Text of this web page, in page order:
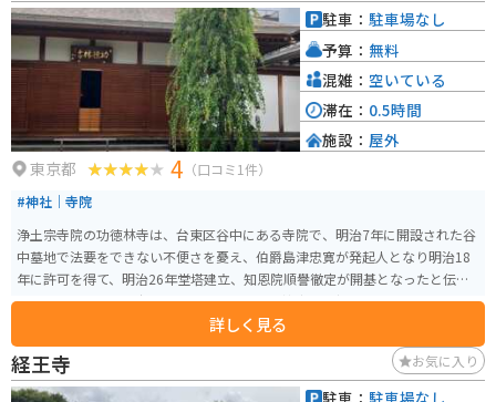
た、本行寺は四季折々の花々が美しい庭園を持ち、癒されます。春には桜が
咲き誇り、多くの観光客が訪れます。アクセスも良好で、JR西日暮里駅から
徒歩圏内にあり、観光の合間に立ち寄るのに便利な場所です。
東京都 4 （口コミ1件）
#神社｜寺院
浄土宗寺院の功徳林寺は、台東区谷中にある寺院で、明治7年に開設された谷
中墓地で法要をできない不便さを憂え、伯爵島津忠寛が発起人となり明治18
年に許可を得て、明治26年堂塔建立、知恩院順譽徹定が開基となったと伝え
られています。天王寺の旧地にあたり、かつ笠森稲荷社、お仙茶屋の故地と
詳しく見る
駐車： 駐車場なし
予算： 無料
混雑： 空いている
滞在： 0.5時間
施設： 屋外
経王寺 お気に入り